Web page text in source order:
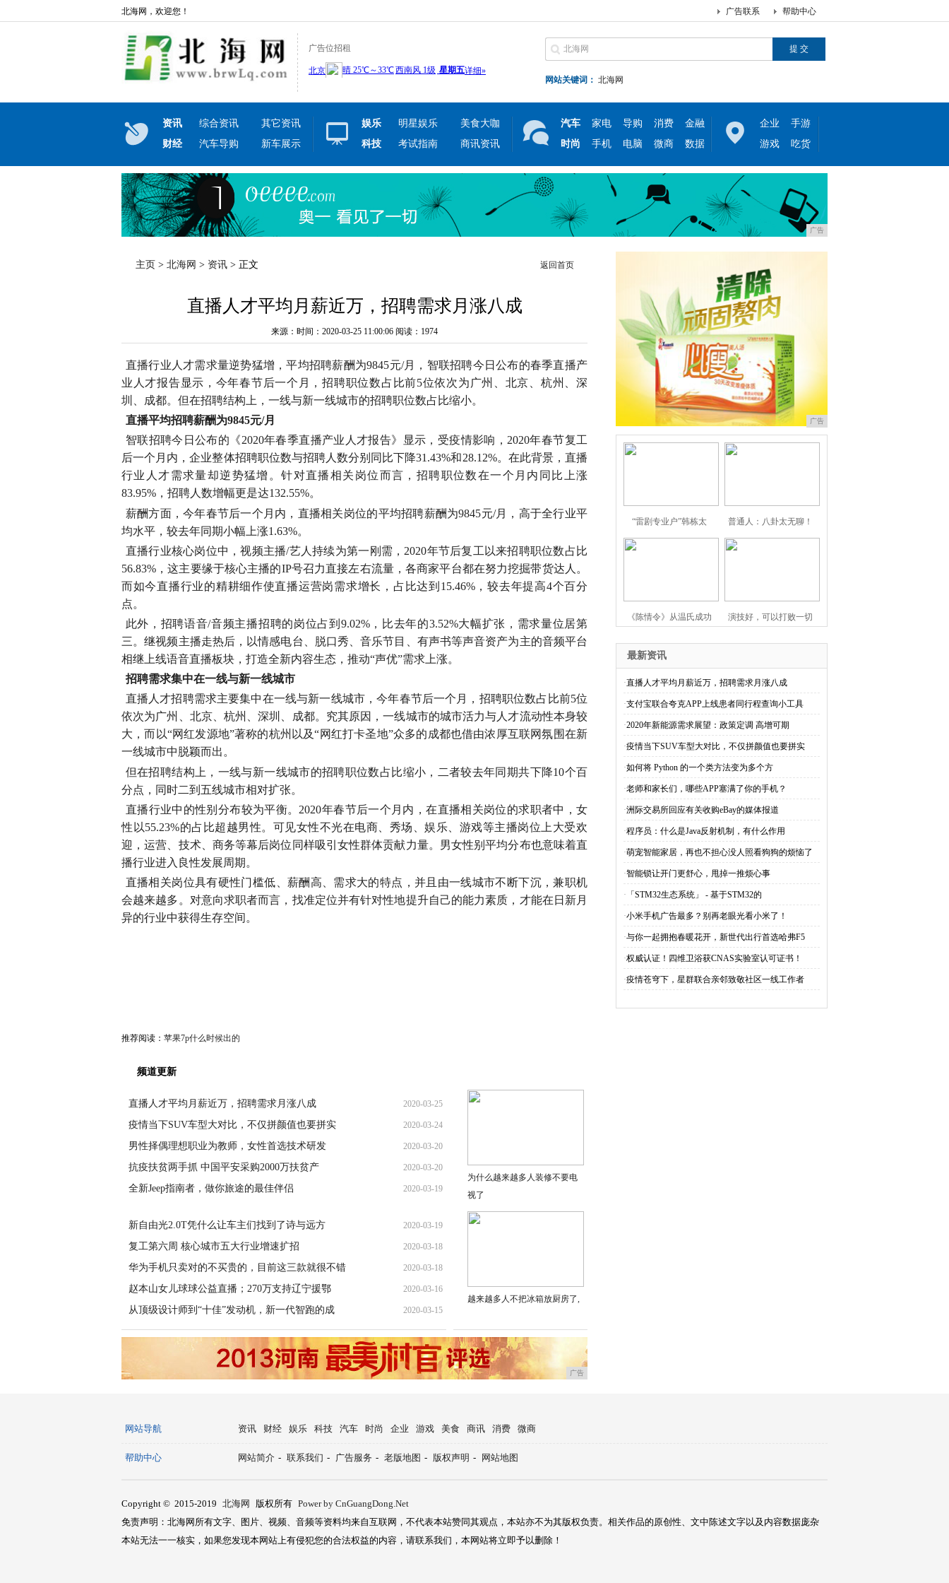
北海网，欢迎您！ 帮助中心
广告联系
广告位招租
网站关键词： 北海网
资讯 综合资讯
其它资讯
财经
汽车导购 新车展示
娱乐 明星娱乐
美食大咖
科技
考试指南 商讯资讯
汽车 家电 导购 消费
金融
时尚
手机 电脑 微商 数据
企业
手游
游戏
吃货
广告
主页 > 北海网 > 资讯 > 正文 返回首页
直播人才平均月薪近万，招聘需求月涨八成
来源：时间：2020-03-25 11:00:06 阅读：1974
直播行业人才需求量逆势猛增，平均招聘薪酬为9845元/月，智联招聘今日公布的春季直播产
业人才报告显示，今年春节后一个月，招聘职位数占比前5位依次为广州、北京、杭州、深
圳、成都。但在招聘结构上，一线与新一线城市的招聘职位数占比缩小。
直播平均招聘薪酬为9845元/月
智联招聘今日公布的《2020年春季直播产业人才报告》显示，受疫情影响，2020年春节复工
后一个月内，企业整体招聘职位数与招聘人数分别同比下降31.43%和28.12%。在此背景，直播
行业人才需求量却逆势猛增。针对直播相关岗位而言，招聘职位数在一个月内同比上涨
83.95%，招聘人数增幅更是达132.55%。
薪酬方面，今年春节后一个月内，直播相关岗位的平均招聘薪酬为9845元/月，高于全行业平
均水平，较去年同期小幅上涨1.63%。
直播行业核心岗位中，视频主播/艺人持续为第一刚需，2020年节后复工以来招聘职位数占比
56.83%，这主要缘于核心主播的IP号召力直接左右流量，各商家平台都在努力挖掘带货达人。
而如今直播行业的精耕细作使直播运营岗需求增长，占比达到15.46%，较去年提高4个百分
点。
此外，招聘语音/音频主播招聘的岗位占到9.02%，比去年的3.52%大幅扩张，需求量位居第
三。继视频主播走热后，以情感电台、脱口秀、音乐节目、有声书等声音资产为主的音频平台
相继上线语音直播板块，打造全新内容生态，推动“声优”需求上涨。
招聘需求集中在一线与新一线城市
直播人才招聘需求主要集中在一线与新一线城市，今年春节后一个月，招聘职位数占比前5位
依次为广州、北京、杭州、深圳、成都。究其原因，一线城市的城市活力与人才流动性本身较
大，而以“网红发源地”著称的杭州以及“网红打卡圣地”众多的成都也借由浓厚互联网氛围在新
一线城市中脱颖而出。
但在招聘结构上，一线与新一线城市的招聘职位数占比缩小，二者较去年同期共下降10个百
分点，同时二到五线城市相对扩张。
直播行业中的性别分布较为平衡。2020年春节后一个月内，在直播相关岗位的求职者中，女
性以55.23%的占比超越男性。可见女性不光在电商、秀场、娱乐、游戏等主播岗位上大受欢
迎，运营、技术、商务等幕后岗位同样吸引女性群体贡献力量。男女性别平均分布也意味着直
播行业进入良性发展周期。
直播相关岗位具有硬性门槛低、薪酬高、需求大的特点，并且由一线城市不断下沉，兼职机
会越来越多。对意向求职者而言，找准定位并有针对性地提升自己的能力素质，才能在日新月
异的行业中获得生存空间。
推荐阅读： 苹果7p什么时候出的
频道更新
直播人才平均月薪近万，招聘需求月涨八成 2020-03-25
疫情当下SUV车型大对比，不仅拼颜值也要拼实 2020-03-24
男性择偶理想职业为教师，女性首选技术研发 2020-03-20
抗疫扶贫两手抓 中国平安采购2000万扶贫产 2020-03-20
全新Jeep指南者，做你旅途的最佳伴侣 2020-03-19
新自由光2.0T凭什么让车主们找到了诗与远方 2020-03-19
复工第六周 核心城市五大行业增速扩招 2020-03-18
华为手机只卖对的不买贵的，目前这三款就很不错 2020-03-18
赵本山女儿球球公益直播；270万支持辽宁援鄂 2020-03-16
从顶级设计师到“十佳”发动机，新一代智跑的成 2020-03-15
为什么越来越多人装修不要电
视了
越来越多人不把冰箱放厨房了,
广告
广告
“雷剧专业户”韩栋太 普通人：八卦太无聊！
《陈情令》从温氏成功 演技好，可以打败一切
最新资讯
·直播人才平均月薪近万，招聘需求月涨八成
·支付宝联合夸克APP上线患者同行程查询小工具
·2020年新能源需求展望：政策定调 高增可期
·疫情当下SUV车型大对比，不仅拼颜值也要拼实
·如何将 Python 的一个类方法变为多个方
·老师和家长们，哪些APP塞满了你的手机？
·洲际交易所回应有关收购eBay的媒体报道
·程序员：什么是Java反射机制，有什么作用
·萌宠智能家居，再也不担心没人照看狗狗的烦恼了
·智能锁让开门更舒心，甩掉一推烦心事
· 「STM32生态系统」 - 基于STM32的
·小米手机广告最多？别再老眼光看小米了！
·与你一起拥抱春暖花开，新世代出行首选哈弗F5
·权威认证！四维卫浴获CNAS实验室认可证书！
·疫情苍穹下，星群联合亲邻致敬社区一线工作者
网站导航 资讯 财经 娱乐 科技 汽车 时尚 企业 游戏 美食 商讯 消费 微商
帮助中心 网站简介 - 联系我们 - 广告服务 - 老版地图 - 版权声明 - 网站地图
Copyright © 2015-2019 北海网 版权所有 Power by CnGuangDong.Net
免责声明：北海网所有文字、图片、视频、音频等资料均来自互联网，不代表本站赞同其观点，本站亦不为其版权负责。相关作品的原创性、文中陈述文字以及内容数据庞杂
本站无法一一核实，如果您发现本网站上有侵犯您的合法权益的内容，请联系我们，本网站将立即予以删除！